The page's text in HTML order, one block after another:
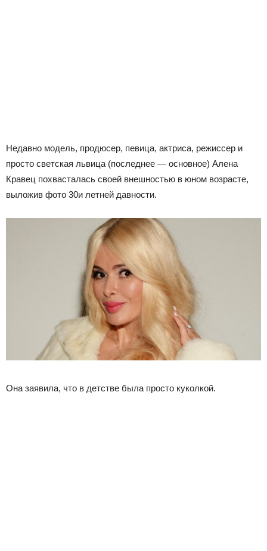
Недавно модель, продюсер, певица, актриса, режиссер и
просто светская львица (последнее — основное) Алена
Кравец похвасталась своей внешностью в юном возрасте,
выложив фото 30и летней давности.
Она заявила, что в детстве была просто куколкой.